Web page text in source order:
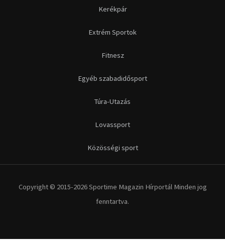
Kerékpár
Extrém Sportok
Fitnesz
Egyéb szabadidősport
Túra-Utazás
Lovassport
Közösségi sport
Copyright © 2015-2026 Sportime Magazin Hírportál Minden jog
fenntartva.